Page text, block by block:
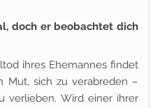
doch er beobachtet dich
ihres Ehemannes findet
Mut, sich zu verabreden –
verlieben. Wird einer ihrer